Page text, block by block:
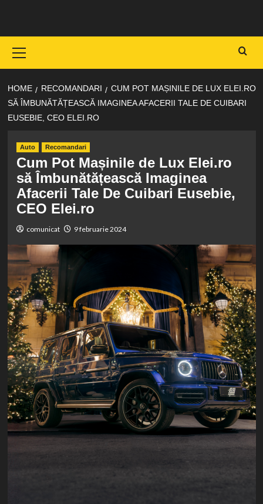
content
Menu
HOME RECOMANDARI
CUM POT MAȘINILE DE LUX ELEI.RO
SĂ ÎMBUNĂTĂȚEASCĂ IMAGINEA AFACERII TALE DE CUIBARI
EUSEBIE, CEO ELEI.RO
Auto Recomandari
Cum Pot Mașinile de Lux Elei.ro
să Îmbunătățească Imaginea
Afacerii Tale De Cuibari Eusebie,
CEO Elei.ro
comunicat 9 februarie 2024